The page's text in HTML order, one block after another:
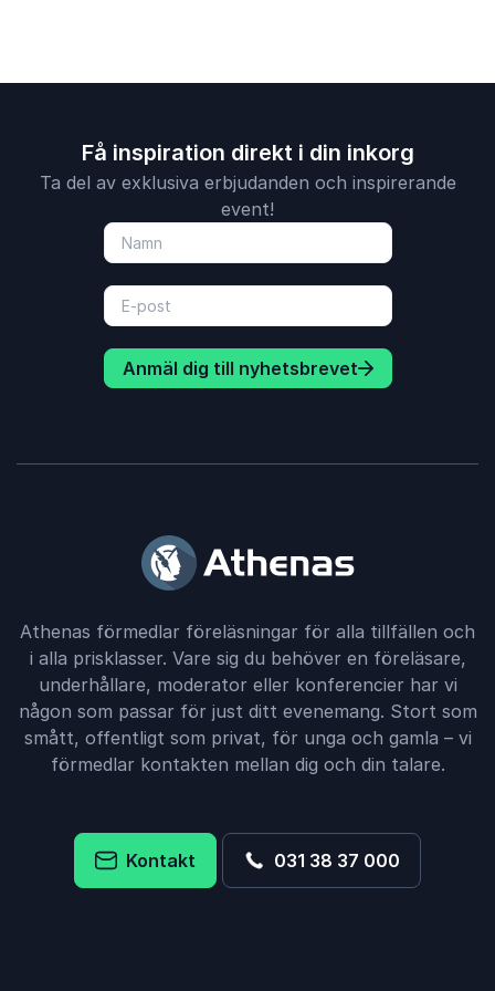
Få inspiration direkt i din inkorg
Ta del av exklusiva erbjudanden och inspirerande
event!
Anmäl dig till nyhetsbrevet
Athenas förmedlar föreläsningar för alla tillfällen och
i alla prisklasser. Vare sig du behöver en föreläsare,
underhållare, moderator eller konferencier har vi
någon som passar för just ditt evenemang. Stort som
smått, offentligt som privat, för unga och gamla – vi
förmedlar kontakten mellan dig och din talare.
Kontakt 031 38 37 000